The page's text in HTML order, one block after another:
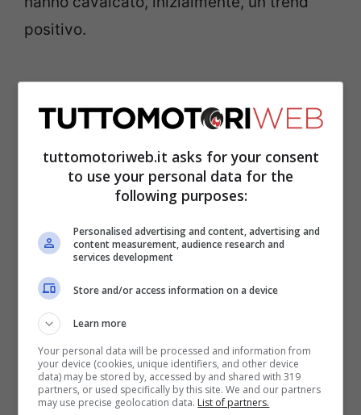
positivo.
Con una tecnologia estrema in materia di
elettriche, la Tesla è diventato uno status
symbol, un po’ come lo smartphone della
Apple. Tra l’altro sedendovi nell’abitacolo
minimal di una Tesla vi sembrerà di essere
tuttomotoriweb.it asks for your consent
to use your personal data for the
following purposes:
Personalised advertising and content, advertising and
content measurement, audience research and
services development
Store and/or access information on a device
Learn more
Your personal data will be processed and information from
your device (cookies, unique identifiers, and other device
data) may be stored by, accessed by and shared with 319
partners, or used specifically by this site. We and our partners
may use precise geolocation data. List of partners.